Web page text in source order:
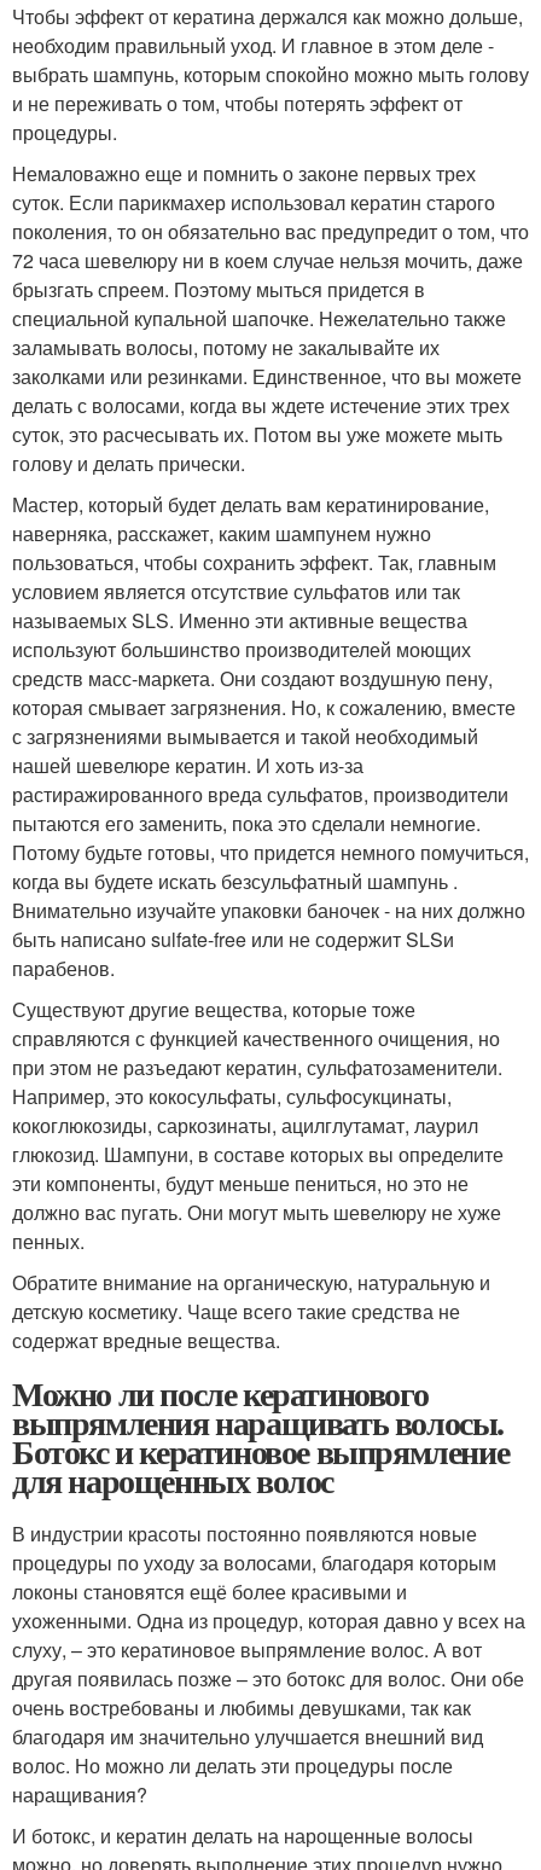
Чтобы эффект от кератина держался как можно дольше,
необходим правильный уход. И главное в этом деле -
выбрать шампунь, которым спокойно можно мыть голову
и не переживать о том, чтобы потерять эффект от
процедуры.
Немаловажно еще и помнить о законе первых трех
суток. Если парикмахер использовал кератин старого
поколения, то он обязательно вас предупредит о том, что
72 часа шевелюру ни в коем случае нельзя мочить, даже
брызгать спреем. Поэтому мыться придется в
специальной купальной шапочке. Нежелательно также
заламывать волосы, потому не закалывайте их
заколками или резинками. Единственное, что вы можете
делать с волосами, когда вы ждете истечение этих трех
суток, это расчесывать их. Потом вы уже можете мыть
голову и делать прически.
Мастер, который будет делать вам кератинирование,
наверняка, расскажет, каким шампунем нужно
пользоваться, чтобы сохранить эффект. Так, главным
условием является отсутствие сульфатов или так
называемых SLS. Именно эти активные вещества
используют большинство производителей моющих
средств масс-маркета. Они создают воздушную пену,
которая смывает загрязнения. Но, к сожалению, вместе
с загрязнениями вымывается и такой необходимый
нашей шевелюре кератин. И хоть из-за
растиражированного вреда сульфатов, производители
пытаются его заменить, пока это сделали немногие.
Потому будьте готовы, что придется немного помучиться,
когда вы будете искать безсульфатный шампунь .
Внимательно изучайте упаковки баночек - на них должно
быть написано sulfate-free или не содержит SLSи
парабенов.
Существуют другие вещества, которые тоже
справляются с функцией качественного очищения, но
при этом не разъедают кератин, сульфатозаменители.
Например, это кокосульфаты, сульфосукцинаты,
кокоглюкозиды, саркозинаты, ацилглутамат, лаурил
глюкозид. Шампуни, в составе которых вы определите
эти компоненты, будут меньше пениться, но это не
должно вас пугать. Они могут мыть шевелюру не хуже
пенных.
Обратите внимание на органическую, натуральную и
детскую косметику. Чаще всего такие средства не
содержат вредные вещества.
Можно ли после кератинового
выпрямления наращивать волосы.
Ботокс и кератиновое выпрямление
для нарощенных волос
В индустрии красоты постоянно появляются новые
процедуры по уходу за волосами, благодаря которым
локоны становятся ещё более красивыми и
ухоженными. Одна из процедур, которая давно у всех на
слуху, – это кератиновое выпрямление волос. А вот
другая появилась позже – это ботокс для волос. Они обе
очень востребованы и любимы девушками, так как
благодаря им значительно улучшается внешний вид
волос. Но можно ли делать эти процедуры после
наращивания?
И ботокс, и кератин делать на нарощенные волосы